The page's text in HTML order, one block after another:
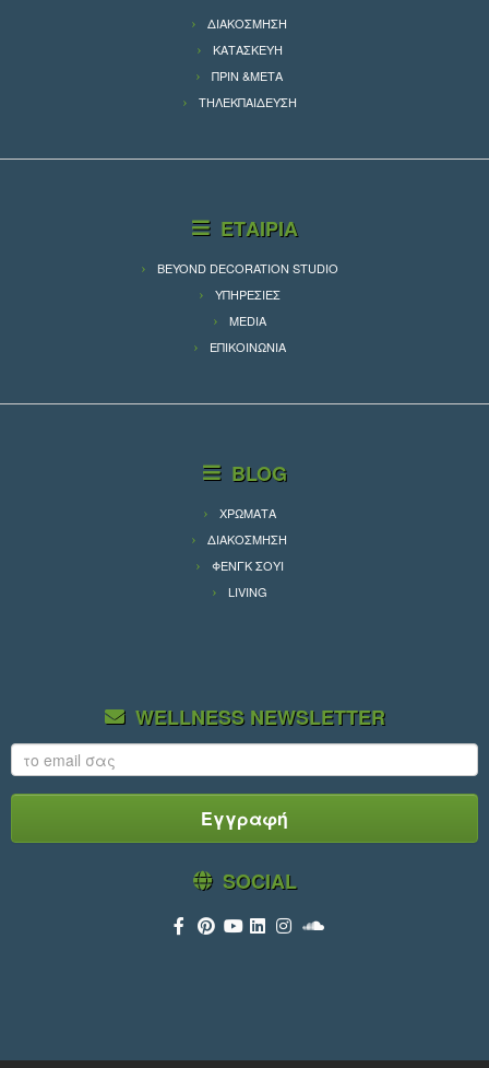
ΔΙΑΚΟΣΜΗΣΗ
ΚΑΤΑΣΚΕΥΗ
ΠΡΙΝ &ΜΕΤΑ
ΤΗΛΕΚΠΑΙΔΕΥΣΗ
ΕΤΑΙΡΙΑ
BEYOND DECORATION STUDIO
ΥΠΗΡΕΣΙΕΣ
MEDIA
ΕΠΙΚΟΙΝΩΝΙΑ
BLOG
ΧΡΩΜΑΤΑ
ΔΙΑΚΟΣΜΗΣΗ
ΦΕΝΓΚ ΣΟΥΙ
LIVING
WELLNESS NEWSLETTER
SOCIAL